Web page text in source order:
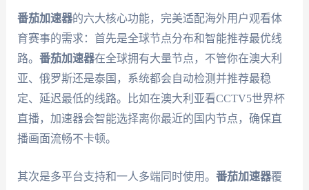
番茄加速器的六大核心功能，完美适配海外用户观看体
育赛事的需求：首先是全球节点分布和智能推荐最优线
路。 番茄加速器在全球拥有大量节点，不管你在澳大利
亚、俄罗斯还是泰国，系统都会自动检测并推荐最稳
定、延迟最低的线路。比如在澳大利亚看CCTV5世界杯
直播，加速器会智能选择离你最近的国内节点，确保直
播画面流畅不卡顿。
其次是多平台支持和一人多端同时使用。 番茄加速器覆